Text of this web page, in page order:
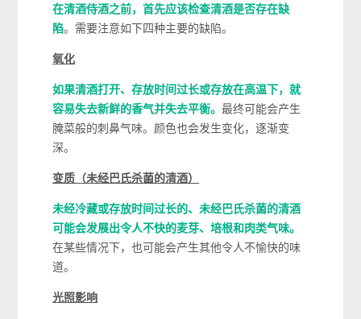
在清酒侍酒之前，首先应该检查清酒是否存在缺
陷。需要注意如下四种主要的缺陷。
氧化
如果清酒打开、存放时间过长或存放在高温下，就
容易失去新鲜的香气并失去平衡。最终可能会产生
腌菜般的刺鼻气味。颜色也会发生变化，逐渐变
深。
变质（未经巴氏杀菌的清酒）
未经冷藏或存放时间过长的、未经巴氏杀菌的清酒
可能会发展出令人不快的麦芽、培根和肉类气味。
在某些情况下，也可能会产生其他令人不愉快的味
道。
光照影响